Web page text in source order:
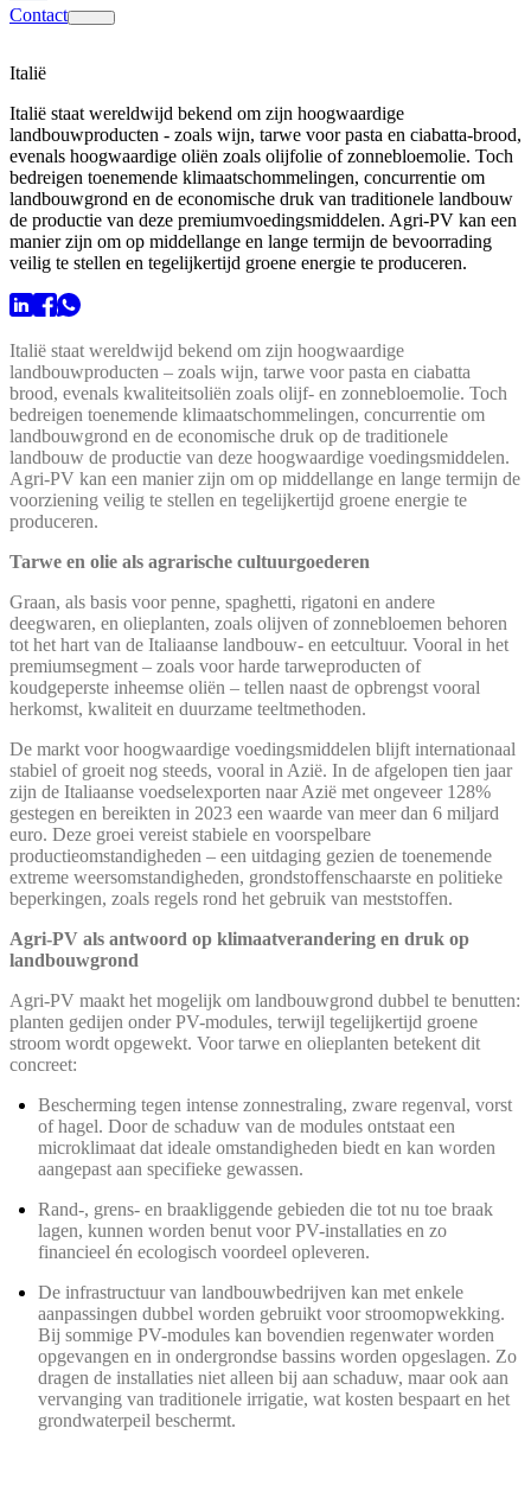
Contact
Italië
Italië staat wereldwijd bekend om zijn hoogwaardige
landbouwproducten - zoals wijn, tarwe voor pasta en ciabatta-brood,
evenals hoogwaardige oliën zoals olijfolie of zonnebloemolie. Toch
bedreigen toenemende klimaatschommelingen, concurrentie om
landbouwgrond en de economische druk van traditionele landbouw
de productie van deze premiumvoedingsmiddelen. Agri-PV kan een
manier zijn om op middellange en lange termijn de bevoorrading
veilig te stellen en tegelijkertijd groene energie te produceren.
Italië staat wereldwijd bekend om zijn hoogwaardige
landbouwproducten – zoals wijn, tarwe voor pasta en ciabatta
brood, evenals kwaliteitsoliën zoals olijf- en zonnebloemolie. Toch
bedreigen toenemende klimaatschommelingen, concurrentie om
landbouwgrond en de economische druk op de traditionele
landbouw de productie van deze hoogwaardige voedingsmiddelen.
Agri-PV kan een manier zijn om op middellange en lange termijn de
voorziening veilig te stellen en tegelijkertijd groene energie te
produceren.
Tarwe en olie als agrarische cultuurgoederen
Graan, als basis voor penne, spaghetti, rigatoni en andere
deegwaren, en olieplanten, zoals olijven of zonnebloemen behoren
tot het hart van de Italiaanse landbouw- en eetcultuur. Vooral in het
premiumsegment – zoals voor harde tarweproducten of
koudgeperste inheemse oliën – tellen naast de opbrengst vooral
herkomst, kwaliteit en duurzame teeltmethoden.
De markt voor hoogwaardige voedingsmiddelen blijft internationaal
stabiel of groeit nog steeds, vooral in Azië. In de afgelopen tien jaar
zijn de Italiaanse voedselexporten naar Azië met ongeveer 128%
gestegen en bereikten in 2023 een waarde van meer dan 6 miljard
euro. Deze groei vereist stabiele en voorspelbare
productieomstandigheden – een uitdaging gezien de toenemende
extreme weersomstandigheden, grondstoffenschaarste en politieke
beperkingen, zoals regels rond het gebruik van meststoffen.
Agri-PV als antwoord op klimaatverandering en druk op
landbouwgrond
Agri-PV maakt het mogelijk om landbouwgrond dubbel te benutten:
planten gedijen onder PV-modules, terwijl tegelijkertijd groene
stroom wordt opgewekt. Voor tarwe en olieplanten betekent dit
concreet:
Bescherming tegen intense zonnestraling, zware regenval, vorst
of hagel. Door de schaduw van de modules ontstaat een
microklimaat dat ideale omstandigheden biedt en kan worden
aangepast aan specifieke gewassen.
Rand-, grens- en braakliggende gebieden die tot nu toe braak
lagen, kunnen worden benut voor PV-installaties en zo
financieel én ecologisch voordeel opleveren.
De infrastructuur van landbouwbedrijven kan met enkele
aanpassingen dubbel worden gebruikt voor stroomopwekking.
Bij sommige PV-modules kan bovendien regenwater worden
opgevangen en in ondergrondse bassins worden opgeslagen. Zo
dragen de installaties niet alleen bij aan schaduw, maar ook aan
vervanging van traditionele irrigatie, wat kosten bespaart en het
grondwaterpeil beschermt.